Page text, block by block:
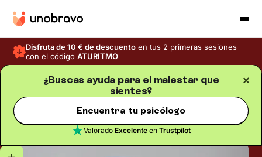
Disfruta de 10 € de descuento en tus 2 primeras sesiones
con el códigoATURITMO
¿Buscas ayuda para el malestar que
sientes?
Encuentra tu psicólogo
Valorado Excelenteen Trustpilot
Trastornos mentales Tiempo de lectura
Insomnio: síntomas, causas
y tratamiento